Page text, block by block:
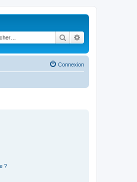
Rechercher
Connexion
?